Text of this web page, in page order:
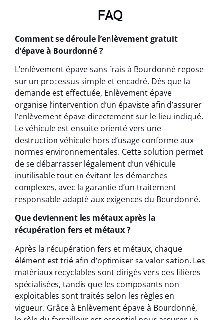
FAQ
Comment se déroule l’enlèvement gratuit
d’épave à Bourdonné ?
L’enlèvement épave sans frais à Bourdonné repose
sur un processus simple et encadré. Dès que la
demande est effectuée, Enlèvement épave
organise l’intervention d’un épaviste afin d’assurer
l’enlèvement épave directement sur le lieu indiqué.
Le véhicule est ensuite orienté vers une
destruction véhicule hors d’usage conforme aux
normes environnementales. Cette solution permet
de se débarrasser légalement d’un véhicule
inutilisable tout en évitant les démarches
complexes, avec la garantie d’un traitement
responsable adapté aux exigences du Bourdonné.
Que deviennent les métaux après la
récupération fers et métaux ?
Après la récupération fers et métaux, chaque
élément est trié afin d’optimiser sa valorisation. Les
matériaux recyclables sont dirigés vers des filières
spécialisées, tandis que les composants non
exploitables sont traités selon les règles en
vigueur. Grâce à Enlèvement épave à Bourdonné,